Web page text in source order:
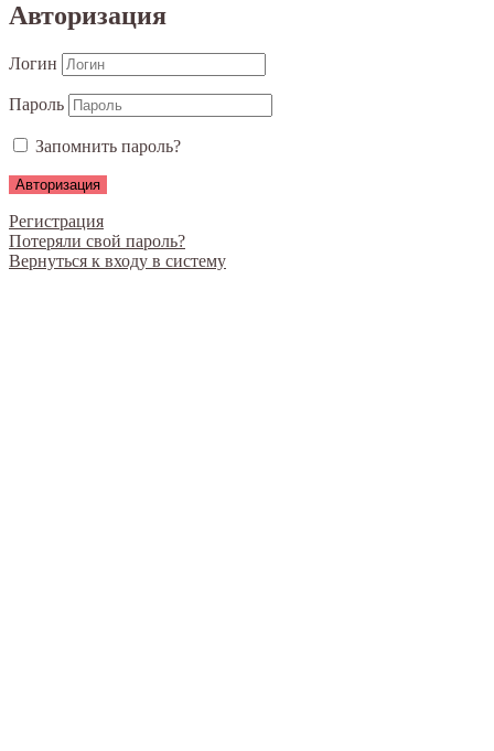
Авторизация
Логин
Пароль
Запомнить пароль?
Регистрация
Потеряли свой пароль?
Вернуться к входу в систему